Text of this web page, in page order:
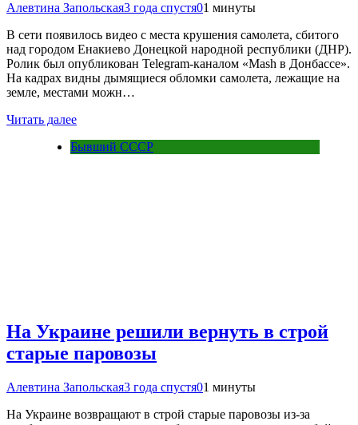
Алевтина Запольская3 года спустя01 минуты
В сети появилось видео с места крушения самолета, сбитого
над городом Енакиево Донецкой народной республики (ДНР).
Ролик был опубликован Telegram-каналом «Mash в Донбассе».
На кадрах видны дымящиеся обломки самолета, лежащие на
земле, местами можн…
Читать далее
Бывший СССР
На Украине решили вернуть в строй
старые паровозы
Алевтина Запольская3 года спустя01 минуты
На Украине возвращают в строй старые паровозы из-за